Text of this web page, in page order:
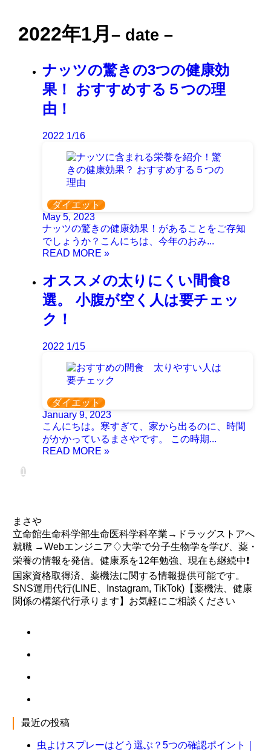
2022年1月– date –
ナッツの驚きの3つの健康効
果！ おすすめする５つの理
由！
2022 1/16
ダイエット
May 5, 2023
ナッツの驚きの健康効果！があることをご存知
でしょうか？こんにちは、今年のおみ...
オススメの太りにくい間食8
選。 小腹が空く人は要チェッ
ク！
2022 1/15
ダイエット
January 9, 2023
こんにちは。寒すぎて、家から出るのに、時間
がかかっているまさやです。 この時期...
1
まさや
立命館生命科学部生命医科学科卒業→ドラッグストアへ
就職 →Webエンジニア♢大学で分子生物学を学び、薬・
栄養の情報を発信。健康系を12年勉強、現在も継続中❗️
国家資格取得済、薬機法に関する情報提供可能です。
SNS運用代行(LINE、Instagram, TikTok)【薬機法、健康
関係の構築代行承ります】お気軽にご相談ください
最近の投稿
虫よけスプレーはどう選ぶ？5つの確認ポイント｜